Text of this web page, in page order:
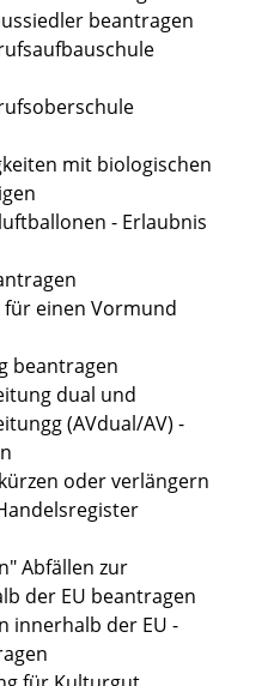
beantragen
mit biologischen
- Erlaubnis
einen Vormund
beantragen
dual und
(AVdual/AV) -
oder verlängern
Abfällen zur
der EU beantragen
innerhalb der EU -